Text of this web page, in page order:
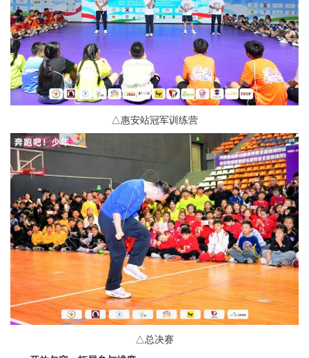
△惠安站冠军训练营
△总决赛